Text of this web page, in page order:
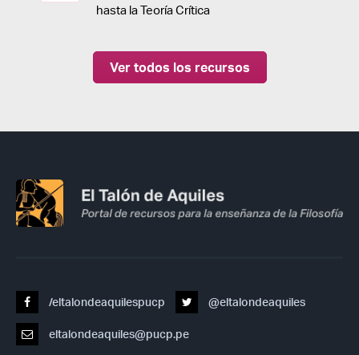
hasta la Teoría Crítica
Ver todos los recursos
/eltalondeaquilespucp @eltalondeaquiles
eltalondeaquiles@pucp.pe